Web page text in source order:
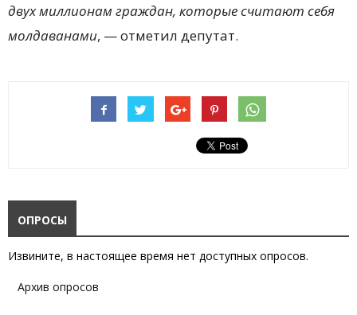
двух миллионам граждан, которые считают себя
молдаванами, — отметил депутат.
ОПРОСЫ
Извините, в настоящее время нет доступных опросов.
Архив опросов